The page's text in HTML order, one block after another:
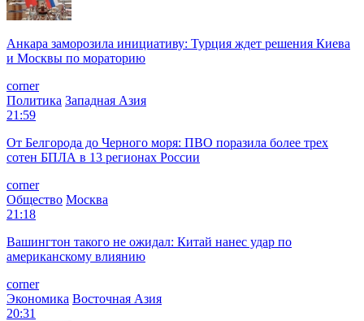
Анкара заморозила инициативу: Турция ждет решения Киева
и Москвы по мораторию
corner
Политика Западная Азия
21:59
От Белгорода до Черного моря: ПВО поразила более трех
сотен БПЛА в 13 регионах России
corner
Общество Москва
21:18
Вашингтон такого не ожидал: Китай нанес удар по
американскому влиянию
corner
Экономика Восточная Азия
20:31